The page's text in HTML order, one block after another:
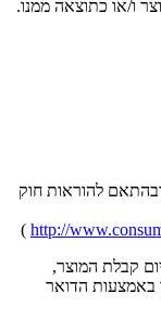
ו/או כתוצאה ממנו.
להוראות חוק
http://
)
מיום קבלת המוצר,
באמצעות הדואר